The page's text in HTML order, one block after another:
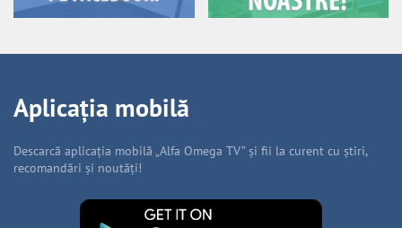
Aplicația mobilă
Descarcă aplicația mobilă „Alfa Omega TV” și fii la curent cu știri,
recomandări și noutăți!